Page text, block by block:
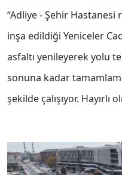
“Adliye - Şehir Hastanesi
inşa edildiği Yeniceler
asfaltı yenileyerek yolu
sonuna kadar
şekilde çalışıyor. Hayırlı